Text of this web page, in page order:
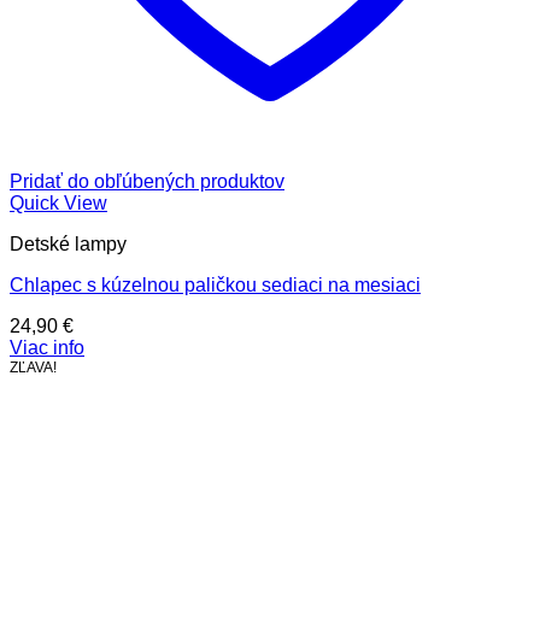
Pridať do obľúbených produktov
Quick View
Detské lampy
Chlapec s kúzelnou paličkou sediaci na mesiaci
24,90 €
Viac info
ZĽAVA!